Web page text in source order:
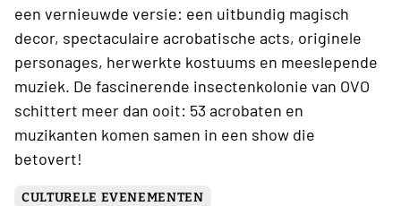
een vernieuwde versie: een uitbundig magisch
decor, spectaculaire acrobatische acts, originele
personages, herwerkte kostuums en meeslepende
muziek. De fascinerende insectenkolonie van OVO
schittert meer dan ooit: 53 acrobaten en
muzikanten komen samen in een show die
betovert!
CULTURELE EVENEMENTEN